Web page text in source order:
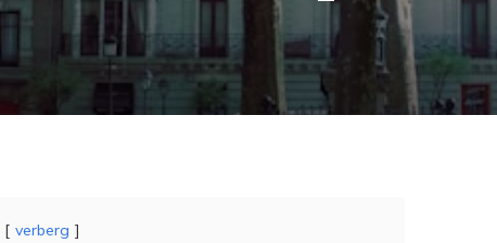
verberg